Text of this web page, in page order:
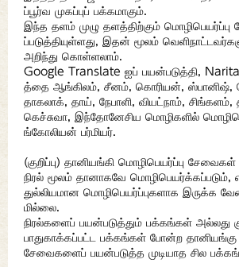
ப்பூர்வ முகப்புப் பக்கமாகும்.
இந்த தளம் முழு தளத்திற்கும்
ப்படுத்தியுள்ளது, இதன் மூலம்
அறிந்து கொள்ளலாம்.
Google Translate ஐப் பயன்படுத்தி, Narita
த்தை ஆங்கிலம், சீனம், கொரியன், ஸ்பானிஷ்,
தாகலாக், தாய், நேபாளி, வியட்நாம், சிங்களம்,
கெச்சுவா, இந்தோனேசிய மொழிகளில்
ங்கோலியன் பர்மியர்.
(குறிப்பு) தானியங்கி மொழிபெயர்ப்பு சேவைகள்
நிரல் மூலம் தானாகவே
துல்லியமான மொழிபெயர்ப்புகளாக இருக்க
மில்லை.
நிரல்களைப் பயன்படுத்தும் பக்கங்கள் அல்லது
பாதுகாக்கப்பட்ட பக்கங்கள் போன்ற தானியங்கு
சேவைகளைப் பயன்படுத்த முடியாத சில